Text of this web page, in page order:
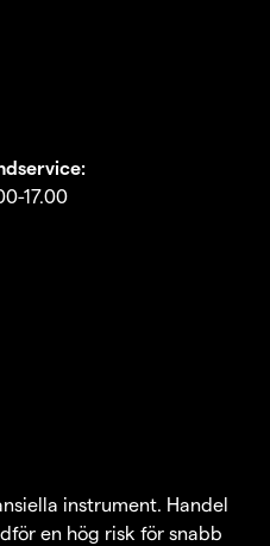
17.00
instrument. Handel
en hög risk för snabb